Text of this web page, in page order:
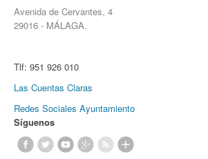
Avenida de Cervantes, 4
29016 - MÁLAGA.
Tlf: 951 926 010
Las Cuentas Claras
Redes Sociales Ayuntamiento
Síguenos